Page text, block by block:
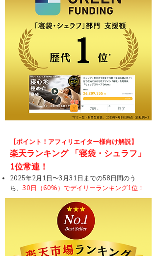
【ポイント！アフィリエイター様向け解説】
楽天ランキング 「寝袋・シュラフ」
1位常連！
​2025年2月1日〜3月31日までの58日間のう
ち、 30日（60%）でデイリーランキング1位！